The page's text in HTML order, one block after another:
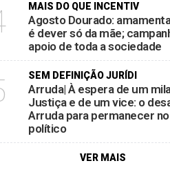
MAIS DO QUE INCENTIV
Agosto Dourado:
é dever só da mãe;
apoio de toda a sociedade
SEM DEFINIÇÃO JURÍDI
Arruda| À espera de um
Justiça e de um vice: o
Arruda para permanecer
político
VER MAIS